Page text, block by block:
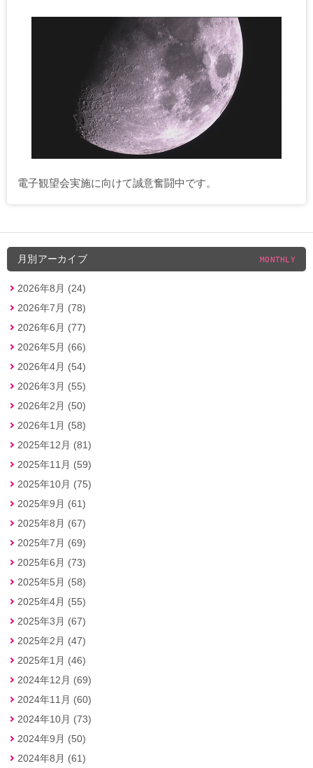
電子観望会実施に向けて誠意奮闘中です。
月別アーカイブ MONTHLY
2026年8月 (24)
2026年7月 (78)
2026年6月 (77)
2026年5月 (66)
2026年4月 (54)
2026年3月 (55)
2026年2月 (50)
2026年1月 (58)
2025年12月 (81)
2025年11月 (59)
2025年10月 (75)
2025年9月 (61)
2025年8月 (67)
2025年7月 (69)
2025年6月 (73)
2025年5月 (58)
2025年4月 (55)
2025年3月 (67)
2025年2月 (47)
2025年1月 (46)
2024年12月 (69)
2024年11月 (60)
2024年10月 (73)
2024年9月 (50)
2024年8月 (61)